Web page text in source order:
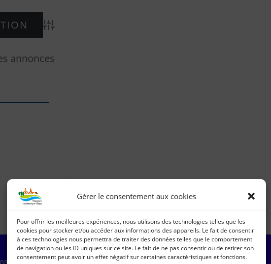
Gérer le consentement aux cookies
Pour offrir les meilleures expériences, nous utilisons des technologies telles que les
cookies pour stocker et/ou accéder aux informations des appareils. Le fait de consentir
à ces technologies nous permettra de traiter des données telles que le comportement
de navigation ou les ID uniques sur ce site. Le fait de ne pas consentir ou de retirer son
consentement peut avoir un effet négatif sur certaines caractéristiques et fonctions.
Advanced Search
annonces